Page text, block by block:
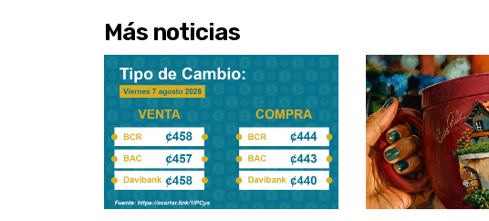
Más noticias